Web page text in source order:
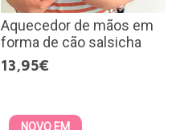
Aquecedor de mãos em
forma de cão salsicha
13,95€
NOVO EM